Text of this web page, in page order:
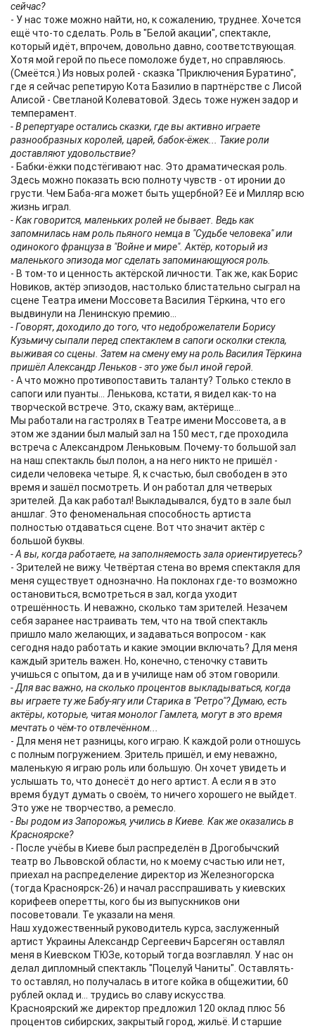
сейчас?
- У нас тоже можно найти, но, к сожалению, труднее. Хочется
ещё что-то сделать. Роль в "Белой акации", спектакле,
который идёт, впрочем, довольно давно, соответствующая.
Хотя мой герой по пьесе помоложе будет, но справляюсь.
(Смеётся.) Из новых ролей - сказка "Приключения Буратино",
где я сейчас репетирую Кота Базилио в партнёрстве с Лисой
Алисой - Светланой Колеватовой. Здесь тоже нужен задор и
темперамент.
- В репертуаре остались сказки, где вы активно играете
разнообразных королей, царей, бабок-ёжек... Такие роли
доставляют удовольствие?
- Бабки-ёжки подстёгивают нас. Это драматическая роль.
Здесь можно показать всю полноту чувств - от иронии до
грусти. Чем Баба-яга может быть ущербной? Её и Милляр всю
жизнь играл.
- Как говорится, маленьких ролей не бывает. Ведь как
запомнилась нам роль пьяного немца в "Судьбе человека" или
одинокого француза в "Войне и мире". Актёр, который из
маленького эпизода мог сделать запоминающуюся роль.
- В том-то и ценность актёрской личности. Так же, как Борис
Новиков, актёр эпизодов, настолько блистательно сыграл на
сцене Театра имени Моссовета Василия Тёркина, что его
выдвинули на Ленинскую премию...
- Говорят, доходило до того, что недоброжелатели Борису
Кузьмичу сыпали перед спектаклем в сапоги осколки стекла,
выживая со сцены. Затем на смену ему на роль Василия Тёркина
пришёл Александр Леньков - это уже был иной герой.
- А что можно противопоставить таланту? Только стекло в
сапоги или пуанты... Ленькова, кстати, я видел как-то на
творческой встрече. Это, скажу вам, актёрище...
Мы работали на гастролях в Театре имени Моссовета, а в
этом же здании был малый зал на 150 мест, где проходила
встреча с Александром Леньковым. Почему-то большой зал
на наш спектакль был полон, а на него никто не пришёл -
сидели человека четыре. Я, к счастью, был свободен в это
время и зашёл посмотреть. И он работал для четверых
зрителей. Да как работал! Выкладывался, будто в зале был
аншлаг. Это феноменальная способность артиста
полностью отдаваться сцене. Вот что значит актёр с
большой буквы.
- А вы, когда работаете, на заполняемость зала ориентируетесь?
- Зрителей не вижу. Четвёртая стена во время спектакля для
меня существует однозначно. На поклонах где-то возможно
остановиться, всмотреться в зал, когда уходит
отрешённость. И неважно, сколько там зрителей. Незачем
себя заранее настраивать тем, что на твой спектакль
пришло мало желающих, и задаваться вопросом - как
сегодня надо работать и какие эмоции включать? Для меня
каждый зритель важен. Но, конечно, стеночку ставить
учишься с опытом, да и в училище нам об этом говорили.
- Для вас важно, на сколько процентов выкладываться, когда
вы играете ту же Бабу-ягу или Старика в "Ретро"? Думаю, есть
актёры, которые, читая монолог Гамлета, могут в это время
мечтать о чём-то отвлечённом...
- Для меня нет разницы, кого играю. К каждой роли отношусь
с полным погружением. Зритель пришёл, и ему неважно,
маленькую я играю роль или большую. Он хочет увидеть и
услышать то, что донесёт до него артист. А если я в это
время будут думать о своём, то ничего хорошего не выйдет.
Это уже не творчество, а ремесло.
- Вы родом из Запорожья, учились в Киеве. Как же оказались в
Красноярске?
- После учёбы в Киеве был распределён в Дрогобычский
театр во Львовской области, но к моему счастью или нет,
приехал на распределение директор из Железногорска
(тогда Красноярск-26) и начал расспрашивать у киевских
корифеев оперетты, кого бы из выпускников они
посоветовали. Те указали на меня.
Наш художественный руководитель курса, заслуженный
артист Украины Александр Сергеевич Барсегян оставлял
меня в Киевском ТЮЗе, который тогда возглавлял. У нас он
делал дипломный спектакль "Поцелуй Чаниты". Оставлять-
то оставлял, но получалась в итоге койка в общежитии, 60
рублей оклад и... трудись во славу искусства.
Красноярский же директор предложил 120 оклад плюс 56
процентов сибирских, закрытый город, жильё. И старшие